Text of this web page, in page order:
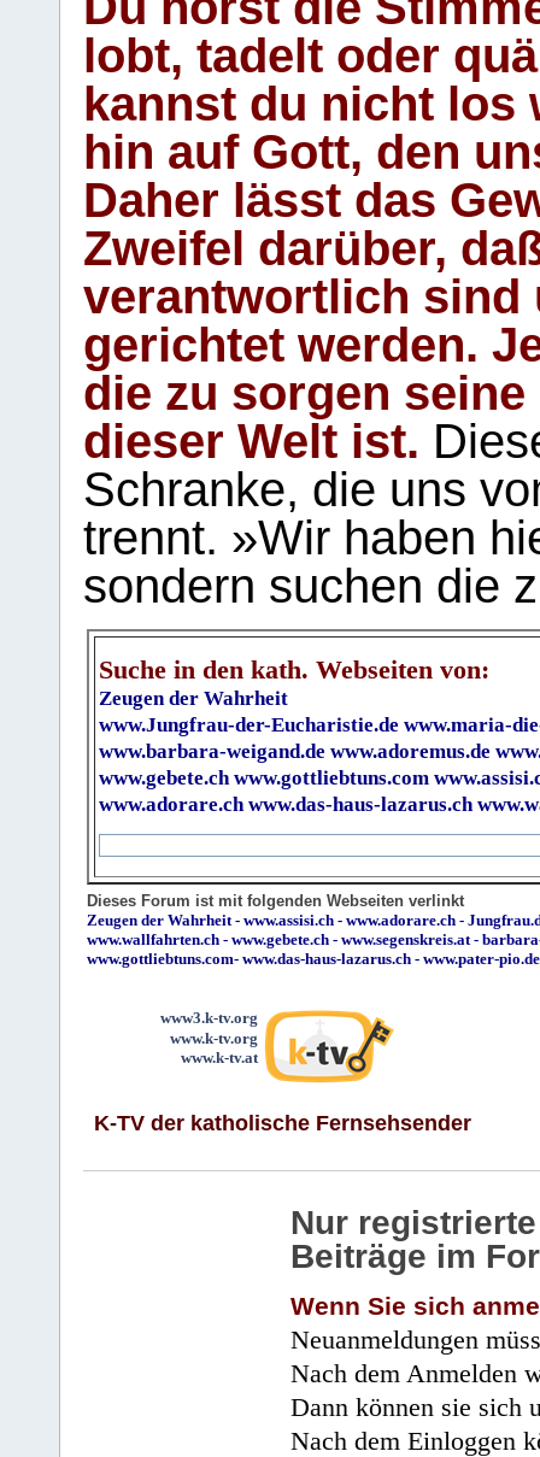
lobt, tadelt oder
kannst du nicht los
hin auf Gott, den
Daher lässt das
Zweifel darüber,
verantwortlich sind
gerichtet werden.
die zu sorgen
dieser Welt ist.
Schranke, die uns
trennt. »Wir haben
sondern suchen die
Suche in den kath. Webseiten von:
Zeugen der Wahrheit
www.Jungfrau-der-Eucharistie.de www.maria-
www.barbara-weigand.de www.adoremus.de
www.gebete.ch www.gottliebtuns.com
www.adorare.ch www.das-haus-lazarus.ch
Dieses Forum ist mit folgenden Webseiten verlinkt
Zeugen der Wahrheit - www.assisi.ch - www.adorare.ch -
www.wallfahrten.ch - www.gebete.ch - www.segenskreis.at -
www.gottliebtuns.com- www.das-haus-lazarus.ch - www.pater-pio.de
www3.k-tv.org
www.k-tv.org
www.k-tv.at
K-TV der katholische Fernsehsender
Nur
Beiträge im
Wenn Sie sich
Neuanmeldungen
Nach dem Anmelden
Dann können sie sich
Nach dem Einloggen